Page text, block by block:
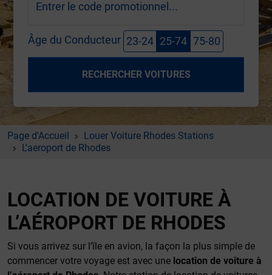
Entrer le code promotionnel...
Âge du Conducteur 23-24 25-74 75-80
RECHERCHER VOITURES
Page d'Accueil
Louer Voiture Rhodes Stations
L'aeroport de Rhodes
LOCATION DE VOITURE À
L’AÉROPORT DE RHODES
Si vous arrivez sur l’île en avion, la façon la plus simple de
commencer votre voyage est avec une location de voiture à